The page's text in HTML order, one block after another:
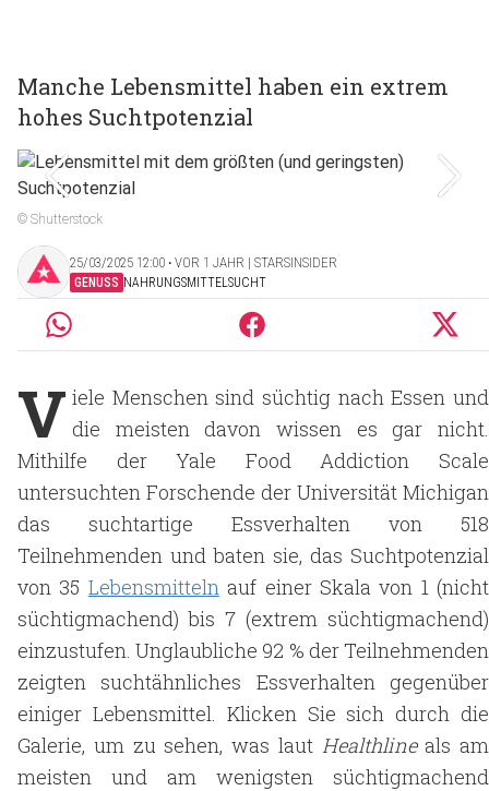
Manche Lebensmittel haben ein extrem
hohes Suchtpotenzial
© Shutterstock
25/03/2025 12:00 ‧ VOR 1 JAHR | STARSINSIDER
GENUSS NAHRUNGSMITTELSUCHT
V iele Menschen sind süchtig nach Essen und
die meisten davon wissen es gar nicht.
Mithilfe der Yale Food Addiction Scale
untersuchten Forschende der Universität Michigan
das suchtartige Essverhalten von 518
Teilnehmenden und baten sie, das Suchtpotenzial
von 35 Lebensmittelnauf einer Skala von 1 (nicht
süchtigmachend) bis 7 (extrem süchtigmachend)
einzustufen. Unglaubliche 92 % der Teilnehmenden
zeigten suchtähnliches Essverhalten gegenüber
einiger Lebensmittel. Klicken Sie sich durch die
Galerie, um zu sehen, was laut Healthlineals am
meisten und am wenigsten süchtigmachend